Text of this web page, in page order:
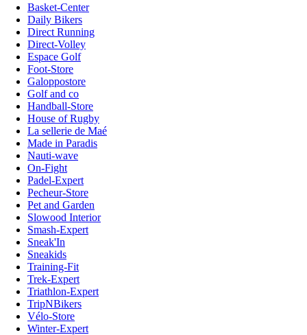
Basket-Center
Daily Bikers
Direct Running
Direct-Volley
Espace Golf
Foot-Store
Galoppostore
Golf and co
Handball-Store
House of Rugby
La sellerie de Maé
Made in Paradis
Nauti-wave
On-Fight
Padel-Expert
Pecheur-Store
Pet and Garden
Slowood Interior
Smash-Expert
Sneak'In
Sneakids
Training-Fit
Trek-Expert
Triathlon-Expert
TripNBikers
Vélo-Store
Winter-Expert